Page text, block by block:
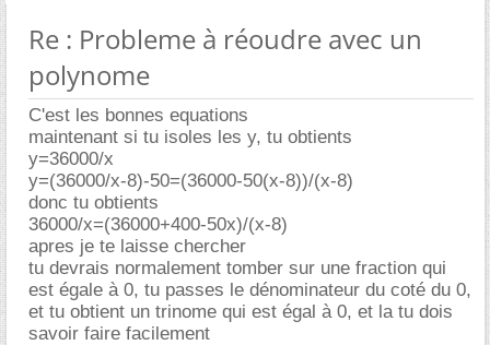
Re : Probleme à réoudre avec un
polynome
C'est les bonnes equations
maintenant si tu isoles les y, tu obtients
y=36000/x
y=(36000/x-8)-50=(36000-50(x-8))/(x-8)
donc tu obtients
36000/x=(36000+400-50x)/(x-8)
apres je te laisse chercher
tu devrais normalement tomber sur une fraction qui
est égale à 0, tu passes le dénominateur du coté du 0,
et tu obtient un trinome qui est égal à 0, et la tu dois
savoir faire facilement